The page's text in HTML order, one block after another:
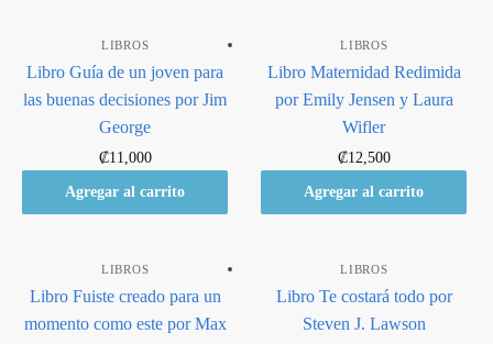
LIBROS
Libro Guía de un joven para
las buenas decisiones por Jim
George
₡11,000
Agregar al carrito
LIBROS
Libro Maternidad Redimida
por Emily Jensen y Laura
Wifler
₡12,500
Agregar al carrito
LIBROS
Libro Fuiste creado para un
momento como este por Max
LIBROS
Libro Te costará todo por
Steven J. Lawson